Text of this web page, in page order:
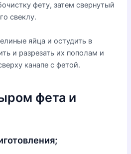
фету, затем свернутый
свеклу.
яйца и остудить в
и разрезать их пополам и
канапе с фетой.
фета и